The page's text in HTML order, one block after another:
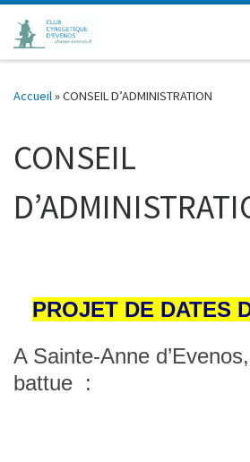
Passer au contenu
Accueil»CONSEIL D’ADMINISTRATION
CONSEIL
PROJET DE DATES
A Sainte-Anne d’Evenos,
battue :